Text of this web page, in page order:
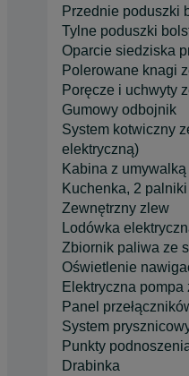
Przednie poduszki
Tylne poduszki
Oparcie siedziska
Polerowane knagi
Poręcze i uchwyty
Gumowy odbojnik
System kotwiczny
elektryczną)
Kabina z
Kuchenka, 2
Zewnętrzny zlew
Lodówka
Zbiornik paliwa ze
Oświetlenie
Elektryczna pompa
Panel
System
Punkty
Drabinka